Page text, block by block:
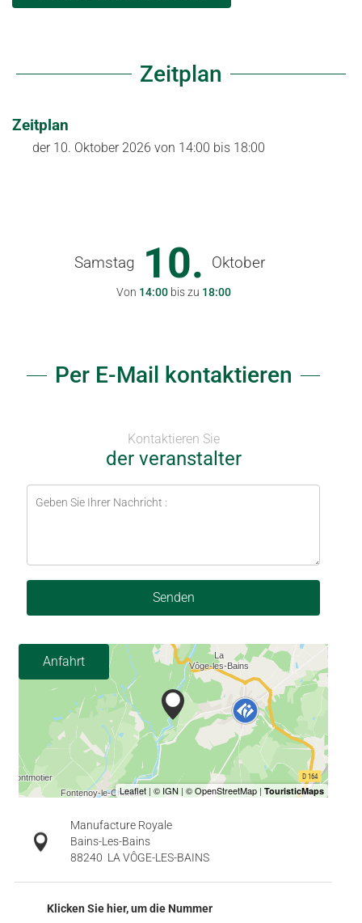
Zeitplan
Zeitplan
der 10. Oktober 2026 von 14:00 bis 18:00
Samstag 10. Oktober
Von 14:00 bis zu 18:00
Per E-Mail kontaktieren
Kontaktieren Sie
der veranstalter
Senden
Anfahrt
Manufacture Royale
Bains-Les-Bains
88240 LA VÔGE-LES-BAINS
Klicken Sie hier, um die Nummer